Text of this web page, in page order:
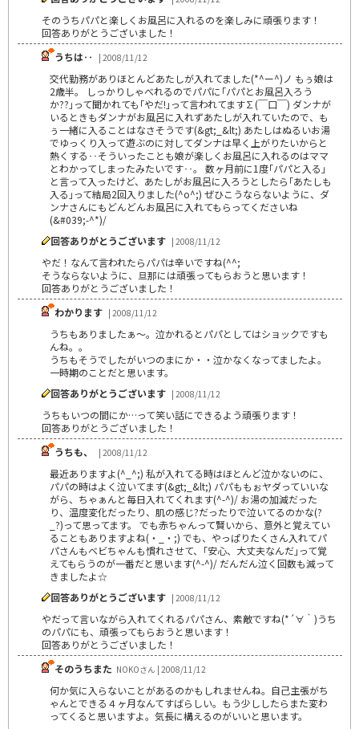
そのうちパパと楽しくお風呂に入れるのを楽しみに頑張ります！
回答ありがとうございました！
うちは‥
| 2008/11/12
交代勤務がありほとんどあたしが入れてました(*^ー^)ノ もぅ娘は
2歳半。 しっかりしゃべれるのでパパに｢パパとお風呂入ろう
か??｣って聞かれても｢やだ!｣って言われてます∑(￣口￣) ダンナが
いるときもダンナがお風呂に入れずあたしが入れていたので、も
ぅ一緒に入ることはなさそうです(&gt;_&lt;) あたしはぬるいお湯
でゆっくり入って遊ぶのに対してダンナは早く上がりたいからと
熱くする‥そういったことも娘が楽しくお風呂に入れるのはママ
とわかってしまったみたいです‥。 数ヶ月前に1度｢パパと入る｣
と言って入ったけど、あたしがお風呂に入ろうとしたら｢あたしも
入る｣って結局2回入りました(^o^;) ぜひこうならないように、ダ
ンナさんにもどんどんお風呂に入れてもらってくださいね
(&#039;-^*)/
回答ありがとうございます | 2008/11/12
やだ！なんて言われたらパパは辛いですね(^^;
そうならないように、旦那には頑張ってもらおうと思います！
回答ありがとうございました！
わかります | 2008/11/12
うちもありましたぁ～。泣かれるとパパとしてはショックですも
んね。。
うちもそうでしたがいつのまにか・・泣かなくなってましたよ。
一時期のことだと思います。
回答ありがとうございます | 2008/11/12
うちもいつの間にか…って笑い話にできるよう頑張ります！
回答ありがとうございました！
うちも、
| 2008/11/12
最近ありますよ(^_^;) 私が入れてる時はほとんど泣かないのに、
パパの時はよく泣いてます(&gt;_&lt;) パパももぉヤダっていいな
がら、ちゃぁんと毎日入れてくれます(^-^)/ お湯の加減だった
り、温度変化だったり、肌の感じ?だったりで泣いてるのかな(?
_?)って思ってます。 でも赤ちゃんって賢いから、意外と覚えてい
ることもありますよね(・_・;) でも、やっぱりたくさん入れてパ
パさんもベビちゃんも慣れさせて、｢安心、大丈夫なんだ｣って覚
えてもらうのが一番だと思います(^-^)/ だんだん泣く回数も減って
きましたよ☆
回答ありがとうございます | 2008/11/12
やだって言いながら入れてくれるパパさん、素敵ですね(*´∀｀)うち
のパパにも、頑張ってもらおうと思います！
回答ありがとうございました！
そのうちまた NOKOさん | 2008/11/12
何か気に入らないことがあるのかもしれませんね。自己主張がち
ゃんとできる４ヶ月なんてすばらしい。もう少ししたらまた変わ
ってくると思いますよ。気長に構えるのがいいと思います。